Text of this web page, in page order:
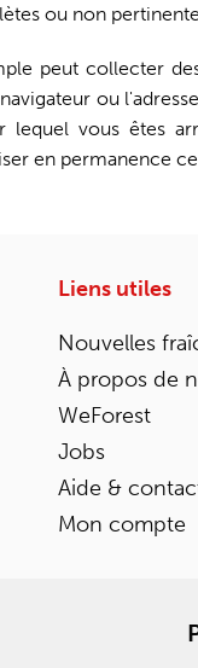
ou non
peut collecter
ou
lequel vous êtes
en permanence
Liens utiles
Nouvelles
À propos de
WeForest
Jobs
Aide &
Mon compte